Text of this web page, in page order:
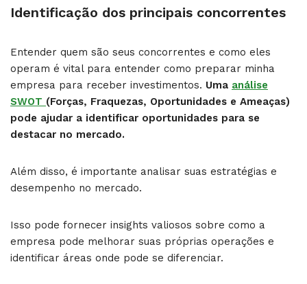
Identificação dos principais concorrentes
Entender quem são seus concorrentes e como eles
operam é vital para entender como preparar minha
empresa para receber investimentos. Uma análise
SWOT (Forças, Fraquezas, Oportunidades e Ameaças)
pode ajudar a identificar oportunidades para se
destacar no mercado.
Além disso, é importante analisar suas estratégias e
desempenho no mercado.
Isso pode fornecer insights valiosos sobre como a
empresa pode melhorar suas próprias operações e
identificar áreas onde pode se diferenciar.